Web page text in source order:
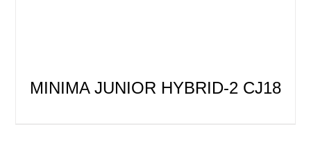
MINIMA JUNIOR HYBRID-2 CJ18